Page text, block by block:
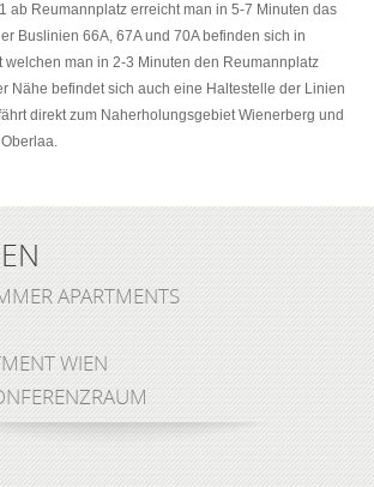
ab Reumannplatz erreicht man in 5-7 Minuten das
Buslinien 66A, 67A und 70A befinden sich in
welchen man in 2-3 Minuten den Reumannplatz
Nähe befindet sich auch eine Haltestelle der Linien
direkt zum Naherholungsgebiet Wienerberg und
APARTMENTS
WIEN